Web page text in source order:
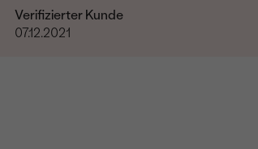
Verifizierter Kunde
07.12.2021